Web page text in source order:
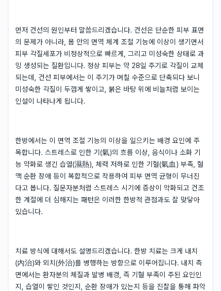
먼저 건선의 원인부터 말씀드리겠습니다. 건선은 단순한 피부 표면
의 문제가 아니라, 몸 안의 면역 체계 조절 기능에 이상이 생기면서
피부 각질세포가 비정상적으로 빠르게, 그리고 미성숙한 상태로 과
잉 생성되는 질환입니다. 정상 피부는 약 28일 주기로 각질이 교체
되는데, 건선 피부에서는 이 주기가 며칠 수준으로 단축되다 보니
미성숙한 각질이 두껍게 쌓이고, 붉은 바탕 위에 비늘처럼 보이는
인설이 나타나게 됩니다.
한방에서는 이 면역 조절 기능의 이상을 일으키는 배경 요인에 주
목합니다. 스트레스로 인한 기(氣)의 흐름 이상, 음식이나 소화 기
능 약화로 생긴 습열(濕熱), 체력 저하로 인한 기혈(氣血) 부족, 혈
액 순환 장애 등이 복합적으로 작용하여 피부 면역 균형이 무너진
다고 봅니다. 질문자분처럼 스트레스 시기에 증상이 악화되고 건조
한 계절에 더 심해지는 패턴은 이러한 한방적 관점과도 잘 맞닿아
있습니다.
치료 방식에 대해서도 설명드리겠습니다. 한방 치료는 크게 내치
(內治)와 외치(外治)를 병행하는 방향으로 이루어집니다. 내치 측
면에서는 환자분의 체질과 발병 배경, 즉 기혈 부족이 주된 요인인
지, 습열이 쌓인 것인지, 순환 장애가 있는지 등을 진찰을 통해 파악